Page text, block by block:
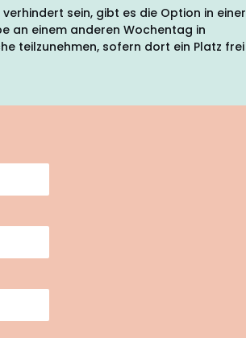
sein, gibt es die Option in einer
an einem anderen Wochentag in
teilzunehmen, sofern dort ein Platz frei